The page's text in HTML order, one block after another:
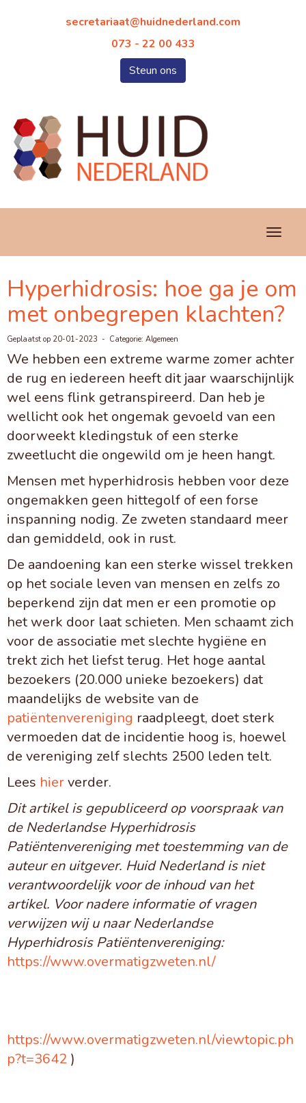
taairaterces@huidnederland.com
073 - 22 00 433
Steun ons
Hyperhidrosis: hoe ga je om
met onbegrepen klachten?
Geplaatst op 20-01-2023 - Categorie: Algemeen
We hebben een extreme warme zomer achter
de rug en iedereen heeft dit jaar waarschijnlijk
wel eens flink getranspireerd. Dan heb je
wellicht ook het ongemak gevoeld van een
doorweekt kledingstuk of een sterke
zweetlucht die ongewild om je heen hangt.
Mensen met hyperhidrosis hebben voor deze
ongemakken geen hittegolf of een forse
inspanning nodig. Ze zweten standaard meer
dan gemiddeld, ook in rust.
De aandoening kan een sterke wissel trekken
op het sociale leven van mensen en zelfs zo
beperkend zijn dat men er een promotie op
het werk door laat schieten. Men schaamt zich
voor de associatie met slechte hygiëne en
trekt zich het liefst terug. Het hoge aantal
bezoekers (20.000 unieke bezoekers) dat
maandelijks de website van de
patiëntenvereniging raadpleegt, doet sterk
vermoeden dat de incidentie hoog is, hoewel
de vereniging zelf slechts 2500 leden telt.
Lees hierverder.
Dit artikel is gepubliceerd op voorspraak van
de Nederlandse Hyperhidrosis
Patiëntenvereniging met toestemming van de
auteur en uitgever. Huid Nederland is niet
verantwoordelijk voor de inhoud van het
artikel. Voor nadere informatie of vragen
verwijzen wij u naar Nederlandse
Hyperhidrosis Patiëntenvereniging:
https://www.overmatigzweten.nl/
https://www.overmatigzweten.nl/viewtopic.ph
p?t=3642 )